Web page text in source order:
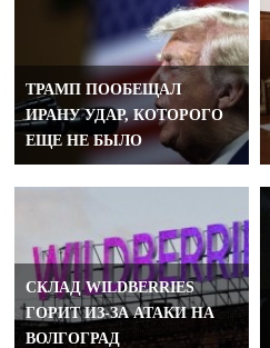
ТРАМП ПООБЕЩАЛ
ИРАНУ УДАР, КОТОРОГО
ЕЩЕ НЕ БЫЛО
СКЛАД WILDBERRIES
ГОРИТ ИЗ-ЗА АТАКИ НА
ВОЛГОГРАД